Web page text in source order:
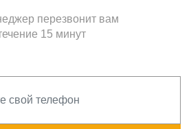
перезвонит вам
15 минут